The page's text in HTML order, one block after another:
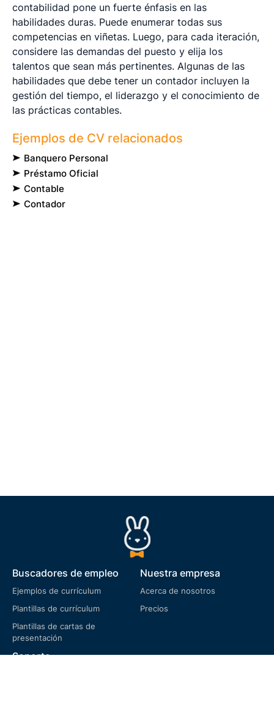
contabilidad pone un fuerte énfasis en las
habilidades duras. Puede enumerar todas sus
competencias en viñetas. Luego, para cada iteración,
considere las demandas del puesto y elija los
talentos que sean más pertinentes. Algunas de las
habilidades que debe tener un contador incluyen la
gestión del tiempo, el liderazgo y el conocimiento de
las prácticas contables.
Ejemplos de CV relacionados
Banquero Personal
Préstamo Oficial
Contable
Contador
Buscadores de empleo
Ejemplos de currículum
Plantillas de currículum
Plantillas de cartas de
presentación
Nuestra empresa
Acerca de nosotros
Precios
Soporte